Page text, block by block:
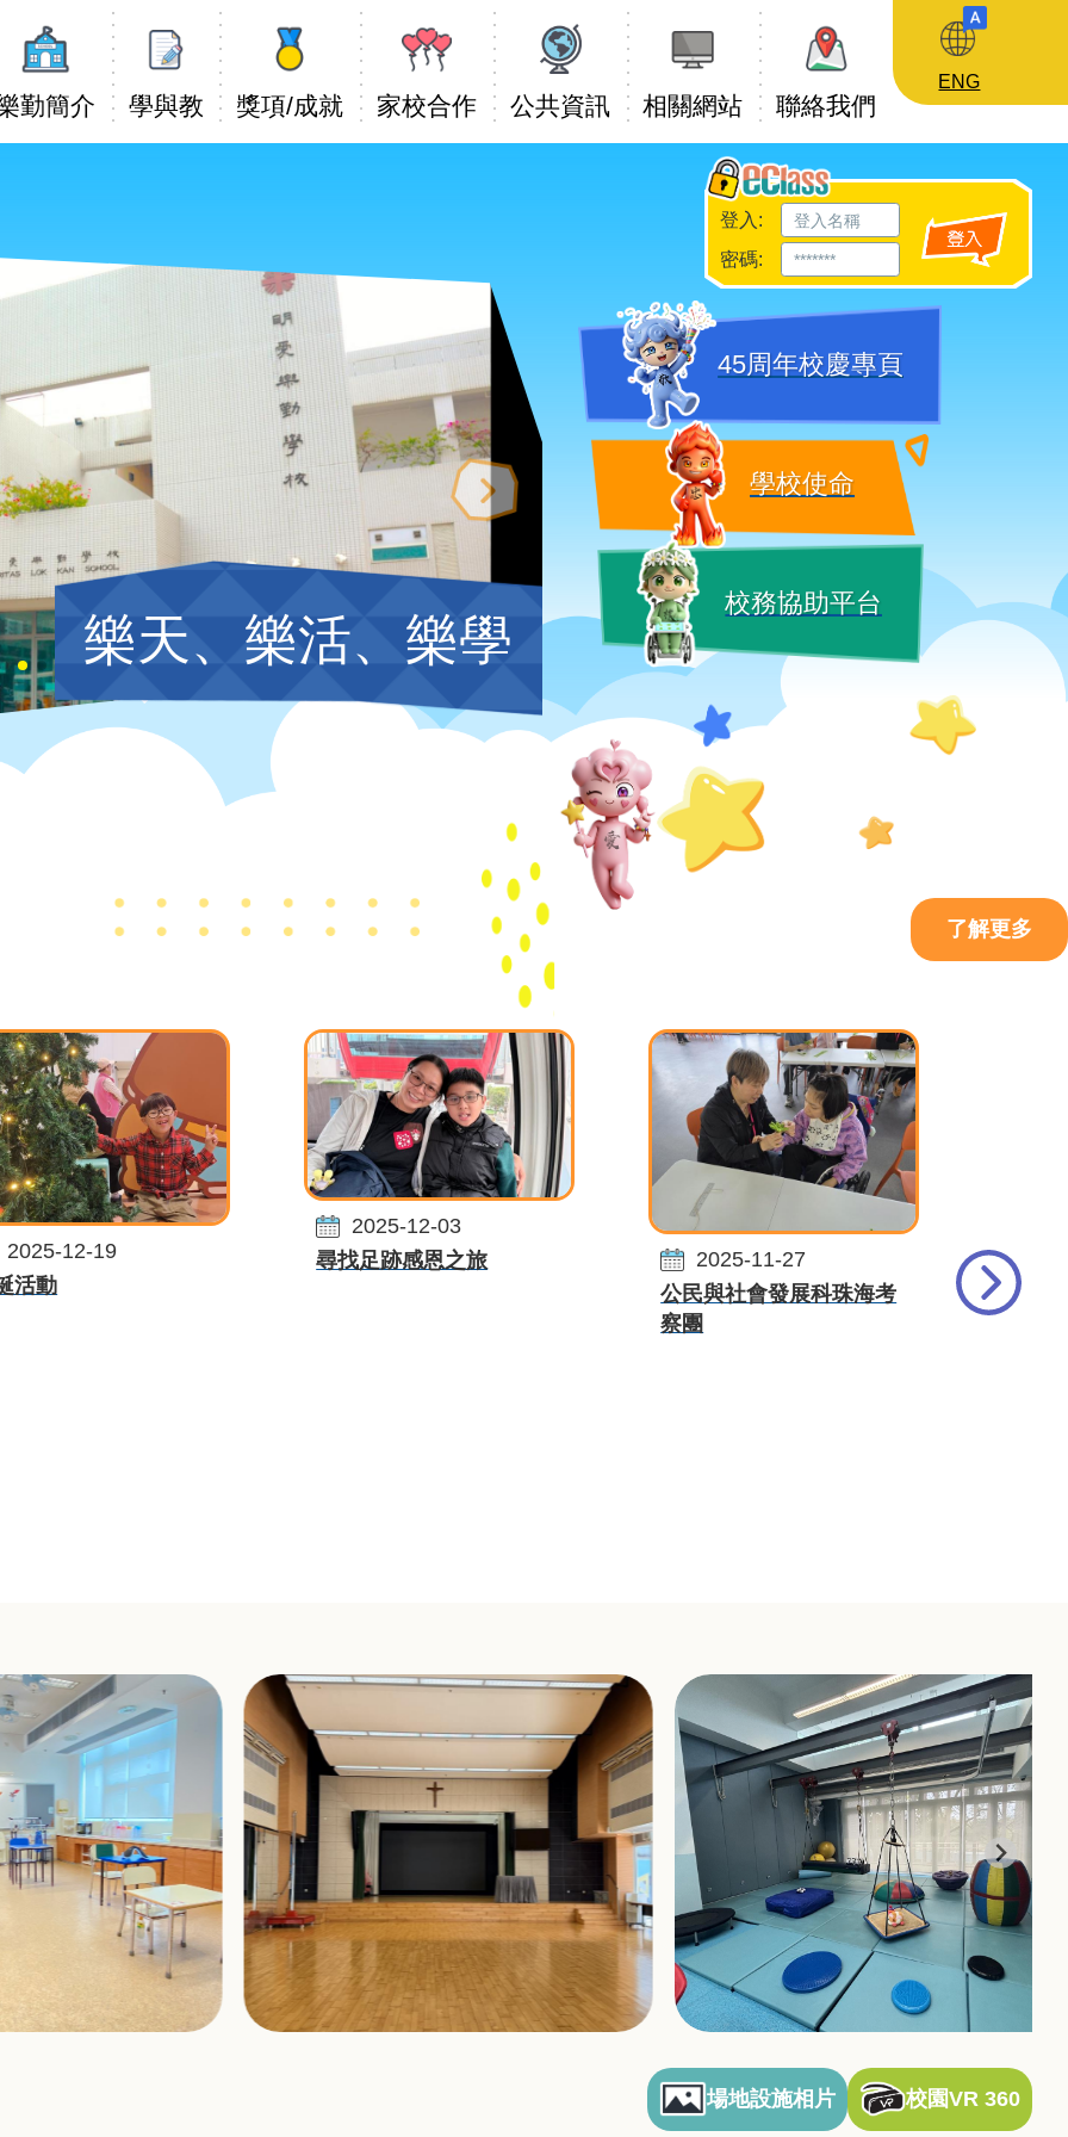
勤簡介 學與教 獎項/成就 家校合作 公共資訊 相關網站 聯絡我們
ENG
樂天、樂活、樂學
登入:
密碼:
45周年校慶專頁
學校使命
校務協助平台
了解更多
2025-12-19
活動
2025-12-03
尋找足跡感恩之旅
2025-11-27
公民與社會發展科珠海考
察團
全校
場地設施相片 校園VR 360